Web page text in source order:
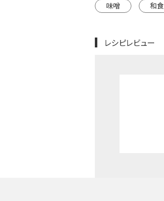
味噌 和食
レシピレビュー